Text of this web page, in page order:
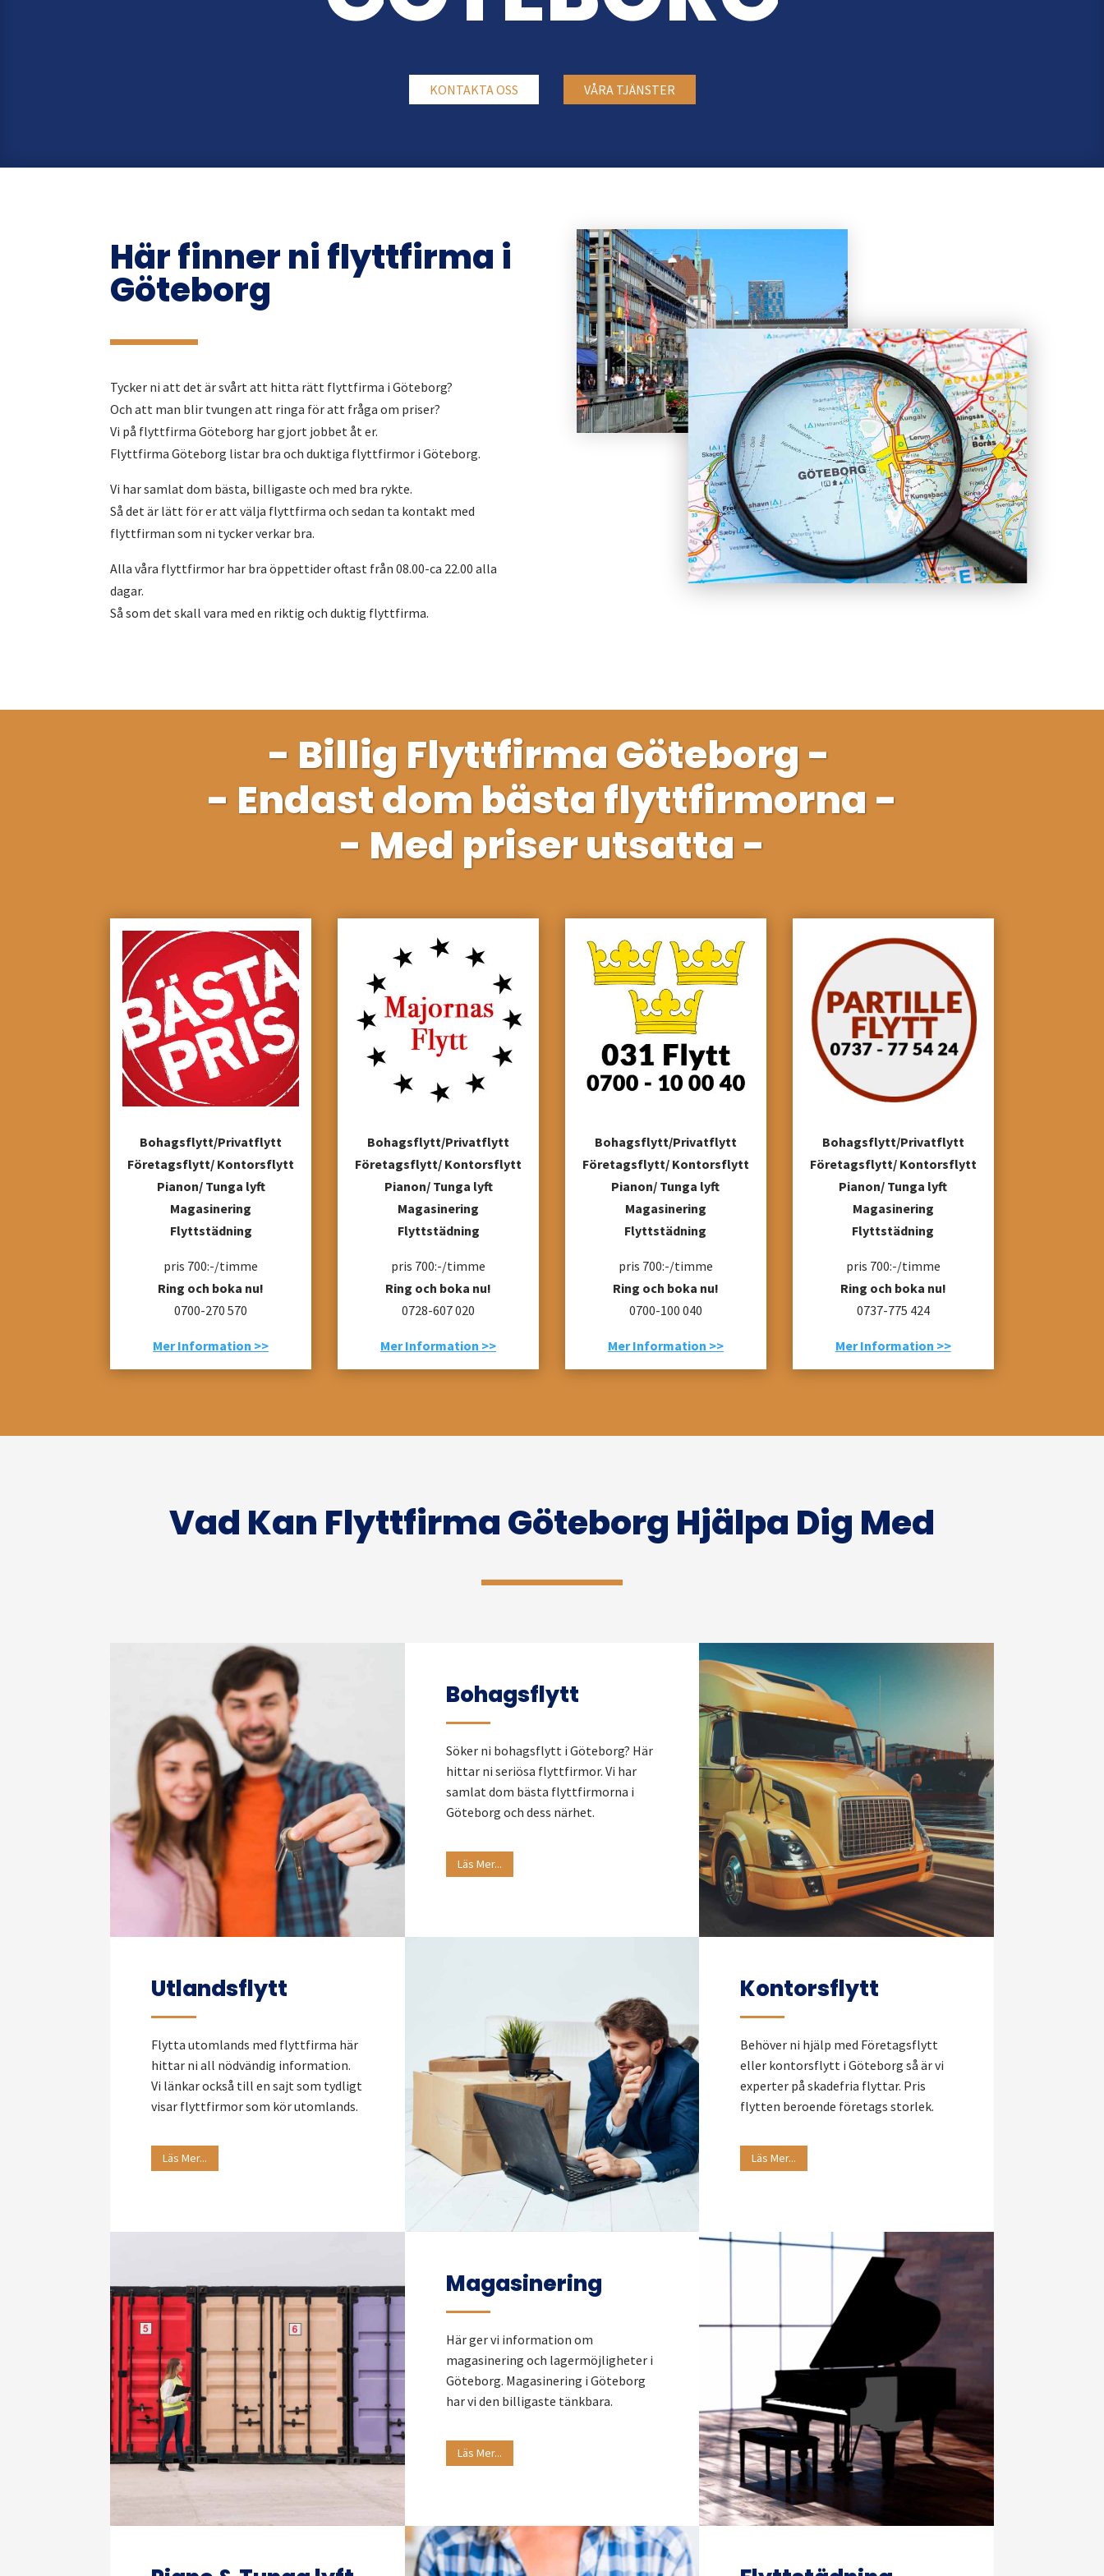
KONTAKTA OSS VÅRA TJÄNSTER
Här finner ni flyttfirma i
Göteborg
Tycker ni att det är svårt att hitta rätt flyttfirma i Göteborg?
Och att man blir tvungen att ringa för att fråga om priser?
Vi på flyttfirma Göteborg har gjort jobbet åt er.
Flyttfirma Göteborg listar bra och duktiga flyttfirmor i Göteborg.
Vi har samlat dom bästa, billigaste och med bra rykte.
Så det är lätt för er att välja flyttfirma och sedan ta kontakt med
flyttfirman som ni tycker verkar bra.
Alla våra flyttfirmor har bra öppettider oftast från 08.00-ca 22.00 alla
dagar.
Så som det skall vara med en riktig och duktig flyttfirma.
- Billig Flyttfirma Göteborg -
- Endast dom bästa flyttfirmorna -
- Med priser utsatta -
Bohagsflytt/Privatflytt
Företagsflytt/ Kontorsflytt
Pianon/ Tunga lyft
Magasinering
Flyttstädning
pris 700:-/timme
Ring och boka nu!
0700-270 570
Mer Information >>
Bohagsflytt/Privatflytt
Företagsflytt/ Kontorsflytt
Pianon/ Tunga lyft
Magasinering
Flyttstädning
pris 700:-/timme
Ring och boka nu!
0728-607 020
Mer Information >>
Bohagsflytt/Privatflytt
Företagsflytt/ Kontorsflytt
Pianon/ Tunga lyft
Magasinering
Flyttstädning
pris 700:-/timme
Ring och boka nu!
0700-100 040
Mer Information >>
Bohagsflytt/Privatflytt
Företagsflytt/ Kontorsflytt
Pianon/ Tunga lyft
Magasinering
Flyttstädning
pris 700:-/timme
Ring och boka nu!
0737-775 424
Mer Information >>
Vad Kan Flyttfirma Göteborg Hjälpa Dig Med
Bohagsflytt
Söker ni bohagsflytt i Göteborg? Här
hittar ni seriösa flyttfirmor. Vi har
samlat dom bästa flyttfirmorna i
Göteborg och dess närhet.
Läs Mer...
Utlandsflytt
Flytta utomlands med flyttfirma här
hittar ni all nödvändig information.
Vi länkar också till en sajt som tydligt
visar flyttfirmor som kör utomlands.
Läs Mer...
Kontorsflytt
Behöver ni hjälp med Företagsflytt
eller kontorsflytt i Göteborg så är vi
experter på skadefria flyttar. Pris
flytten beroende företags storlek.
Läs Mer...
Magasinering
Här ger vi information om
magasinering och lagermöjligheter i
Göteborg. Magasinering i Göteborg
har vi den billigaste tänkbara.
Läs Mer...